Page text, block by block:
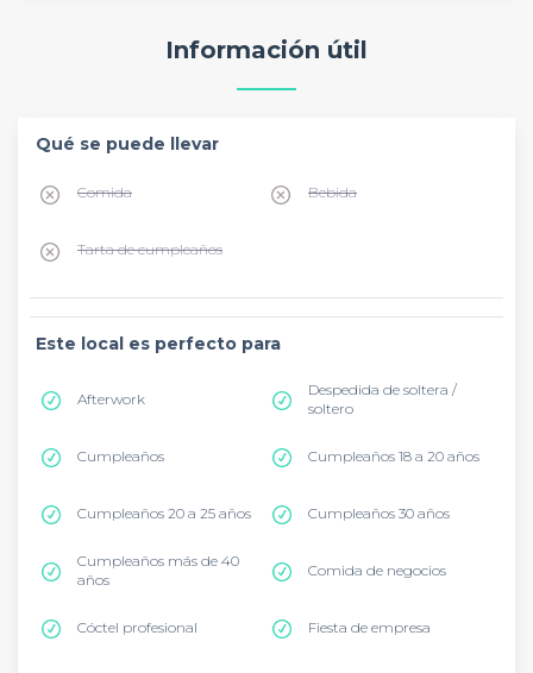
Información útil
Qué se puede llevar
Comida Bebida
Tarta de cumpleaños
Este local es perfecto para
Afterwork
Despedida de soltera /
soltero
Cumpleaños Cumpleaños 18 a 20 años
Cumpleaños 20 a 25 años Cumpleaños 30 años
Cumpleaños más de 40
años
Comida de negocios
Cóctel profesional Fiesta de empresa